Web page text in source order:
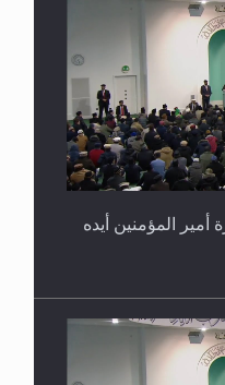
المؤمنين أيده